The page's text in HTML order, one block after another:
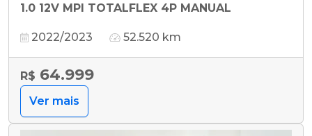
1.0 12V MPI TOTALFLEX 4P MANUAL
2022/2023 52.520 km
R$ 64.999
Ver mais